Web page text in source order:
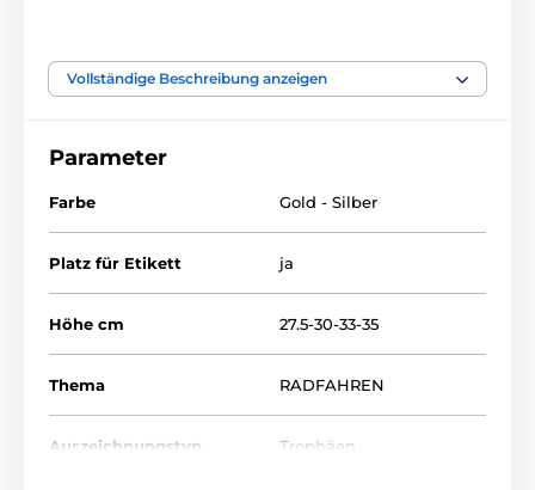
Radfahren Acryltrophäen HLAC3
Vollständige Beschreibung anzeigen
Parameter
Farbe Gold - Silber
Platz für Etikett ja
Höhe cm 27.5-30-33-35
Thema RADFAHREN
Auszeichnungstyp Trophäen